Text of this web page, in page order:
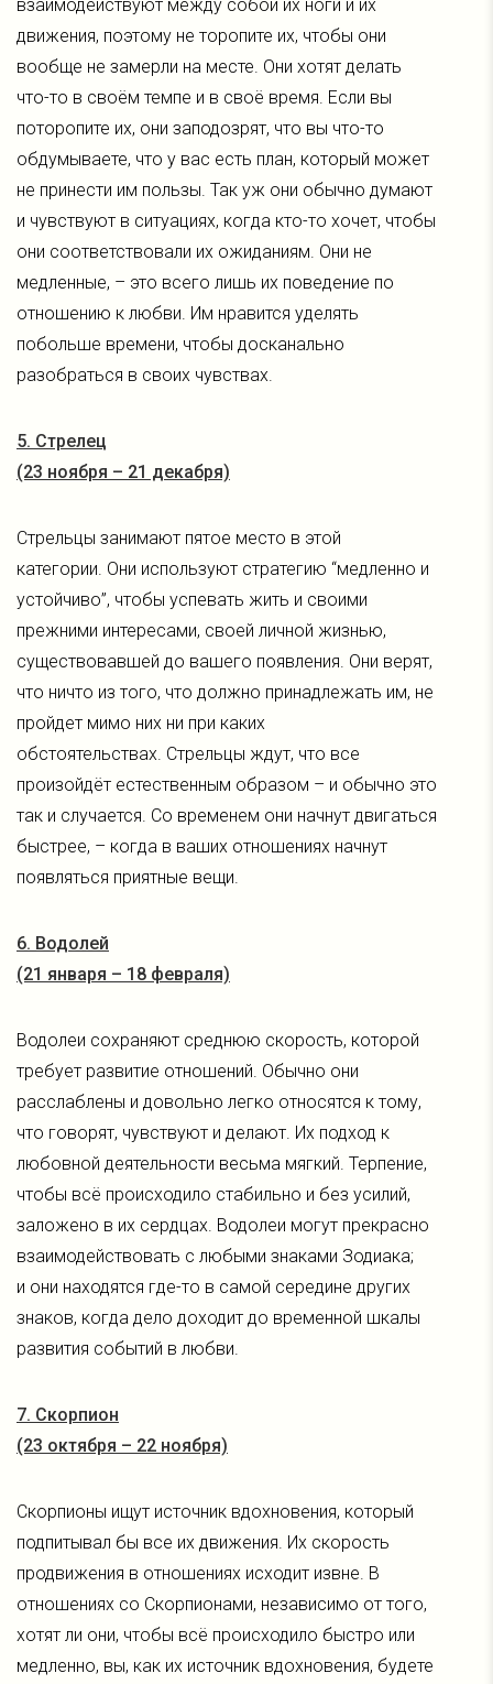
взаимодействуют между собой их ноги и их
движения, поэтому не торопите их, чтобы они
вообще не замерли на месте. Они хотят делать
что-то в своём темпе и в своё время. Если вы
поторопите их, они заподозрят, что вы что-то
обдумываете, что у вас есть план, который может
не принести им пользы. Так уж они обычно думают
и чувствуют в ситуациях, когда кто-то хочет, чтобы
они соответствовали их ожиданиям. Они не
медленные, – это всего лишь их поведение по
отношению к любви. Им нравится уделять
побольше времени, чтобы досканально
разобраться в своих чувствах.
5. Стрелец
(23 ноября – 21 декабря)
Стрельцы занимают пятое место в этой
категории. Они используют стратегию “медленно и
устойчиво”, чтобы успевать жить и своими
прежними интересами, своей личной жизнью,
существовавшей до вашего появления. Они верят,
что ничто из того, что должно принадлежать им, не
пройдет мимо них ни при каких
обстоятельствах. Стрельцы ждут, что все
произойдёт естественным образом – и обычно это
так и случается. Со временем они начнут двигаться
быстрее, – когда в ваших отношениях начнут
появляться приятные вещи.
6. Водолей
(21 января – 18 февраля)
Водолеи сохраняют среднюю скорость, которой
требует развитие отношений. Обычно они
расслаблены и довольно легко относятся к тому,
что говорят, чувствуют и делают. Их подход к
любовной деятельности весьма мягкий. Терпение,
чтобы всё происходило стабильно и без усилий,
заложено в их сердцах. Водолеи могут прекрасно
взаимодействовать с любыми знаками Зодиака;
и они находятся где-то в самой середине других
знаков, когда дело доходит до временной шкалы
развития событий в любви.
7. Скорпион
(23 октября – 22 ноября)
Скорпионы ищут источник вдохновения, который
подпитывал бы все их движения. Их скорость
продвижения в отношениях исходит извне. В
отношениях со Скорпионами, независимо от того,
хотят ли они, чтобы всё происходило быстро или
медленно, вы, как их источник вдохновения, будете